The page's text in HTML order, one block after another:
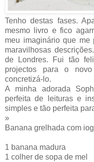
Tenho destas fases.
mesmo livro e fico
meu imaginário que me
maravilhosas
de Londres. Fui tão
projectos para o
concretizá-lo.
A minha adorada
perfeita de leituras e
simples e tão perfeita
»
Banana grelhada com
1 banana madura
1 colher de sopa de mel